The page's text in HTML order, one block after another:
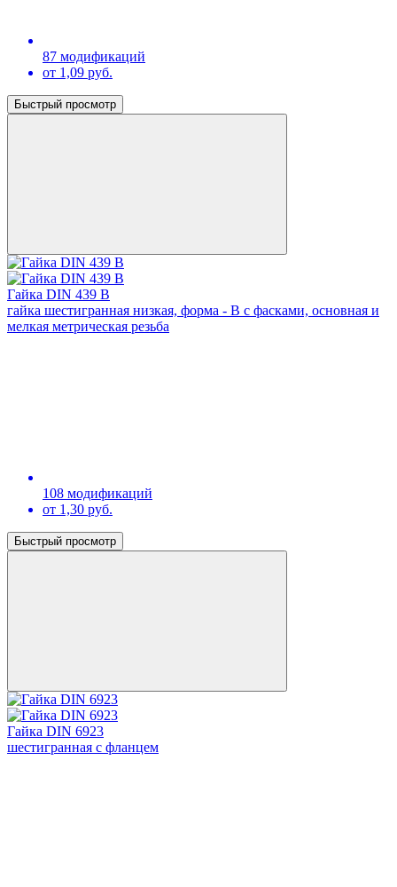
87 модификаций
от 1,09 руб.
Быстрый просмотр
Гайка DIN 439 В
гайка шестигранная низкая, форма - В с фасками, основная и
мелкая метрическая резьба
108 модификаций
от 1,30 руб.
Быстрый просмотр
Гайка DIN 6923
шестигранная с фланцем